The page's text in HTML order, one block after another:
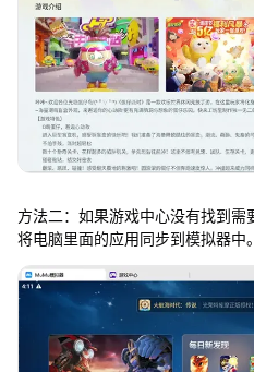
方法二：如果游戏中心没有找到需
将电脑里面的应用同步到模拟器中。